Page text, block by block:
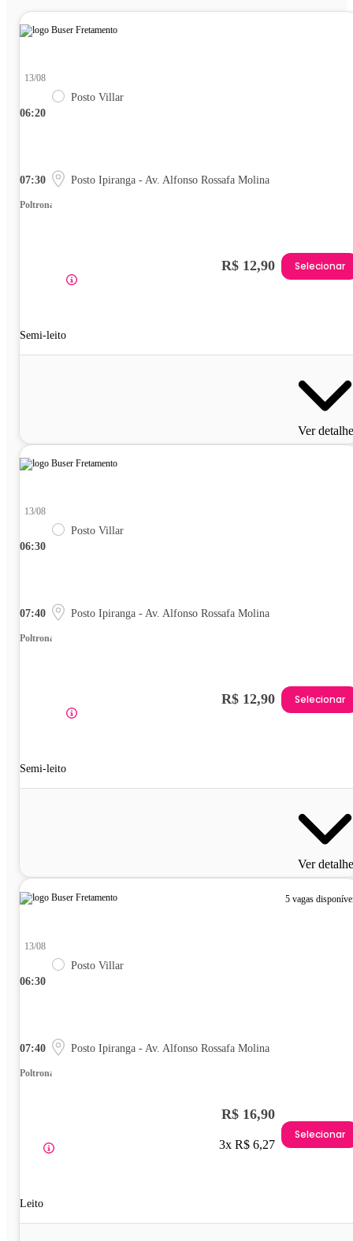
06:20
13/08
Posto Villar
07:30 Posto Ipiranga - Av. Alfonso Rossafa Molina
Poltrona
Semi-leito
R$ 12,90 Selecionar
Ver
06:30
13/08
Posto Villar
07:40 Posto Ipiranga - Av. Alfonso Rossafa Molina
Poltrona
Semi-leito
R$ 12,90 Selecionar
Ver
5 vagas
06:30
13/08
Posto Villar
07:40 Posto Ipiranga - Av. Alfonso Rossafa Molina
Poltrona
Leito
R$ 16,90
3x R$ 6,27
Selecionar